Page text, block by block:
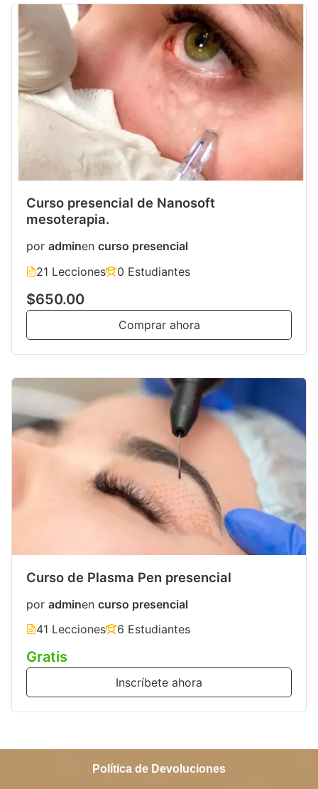
Curso presencial de Nanosoft
mesoterapia.
por adminen curso presencial
21 Lecciones
0 Estudiantes
$650.00
Comprar ahora
Curso de Plasma Pen presencial
por adminen curso presencial
41 Lecciones
6 Estudiantes
Gratis
Inscríbete ahora
Política de Devoluciones